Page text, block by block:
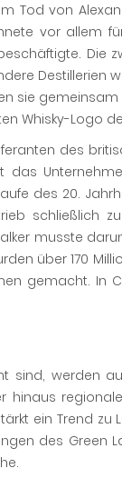
Tod von
vor allem
Die
Destillerien
sie
Whisky-Logo
des
das
des 20.
schließlich
musste
über 170
gemacht. In
sind, werden
ein Trend zu
des Green